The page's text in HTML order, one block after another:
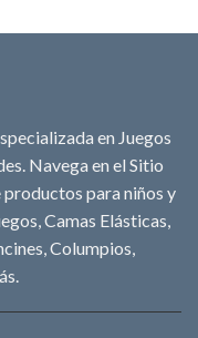
en Juegos
Navega en el Sitio
para niños y
Camas Elásticas,
Columpios,